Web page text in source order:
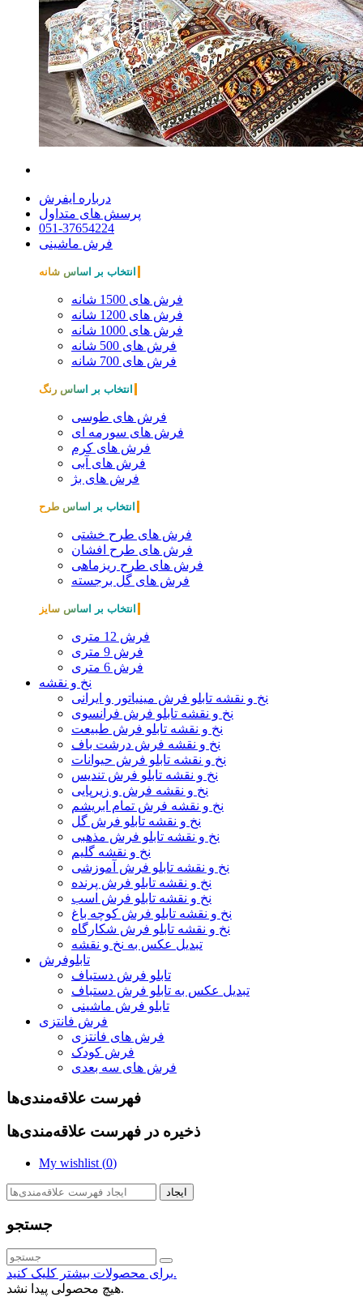
درباره ایفرش
پرسش های متداول
051-37654224
فرش ماشینی
انتخاب بر اساس شانه
فرش های 1500 شانه
فرش های 1200 شانه
فرش های 1000 شانه
فرش های 500 شانه
فرش های 700 شانه
انتخاب بر اساس رنگ
فرش های طوسی
فرش های سورمه ای
فرش های کرم
فرش های آبی
فرش های بژ
انتخاب بر اساس طرح
فرش های طرح خشتی
فرش های طرح افشان
فرش های طرح ریزماهی
فرش های گل برجسته
انتخاب بر اساس سایز
فرش 12 متری
فرش 9 متری
فرش 6 متری
نخ و نقشه
نخ و نقشه تابلو فرش مینیاتور و ایرانی
نخ و نقشه تابلو فرش فرانسوی
نخ و نقشه تابلو فرش طبیعت
نخ و نقشه فرش درشت باف
نخ و نقشه تابلو فرش حیوانات
نخ و نقشه تابلو فرش تندیس
نخ و نقشه فرش و زیرپایی
نخ و نقشه فرش تمام ابریشم
نخ و نقشه تابلو فرش گل
نخ و نقشه تابلو فرش مذهبی
نخ و نقشه گلیم
نخ و نقشه تابلو فرش آموزشی
نخ و نقشه تابلو فرش پرنده
نخ و نقشه تابلو فرش اسب
نخ و نقشه تابلو فرش کوچه باغ
نخ و نقشه تابلو فرش شکارگاه
تبدیل عکس به نخ و نقشه
تابلوفرش
تابلو فرش دستباف
تبدیل عکس به تابلو فرش دستباف
تابلو فرش ماشینی
فرش فانتزی
فرش های فانتزی
فرش کودک
فرش های سه بعدی
فهرست علاقه‌مندی‌ها
ذخیره در فهرست علاقه‌مندی‌ها
My wishlist (0)
ایجاد
جستجو
برای محصولات بیشتر کلیک کنید.
هیچ محصولی پیدا نشد.